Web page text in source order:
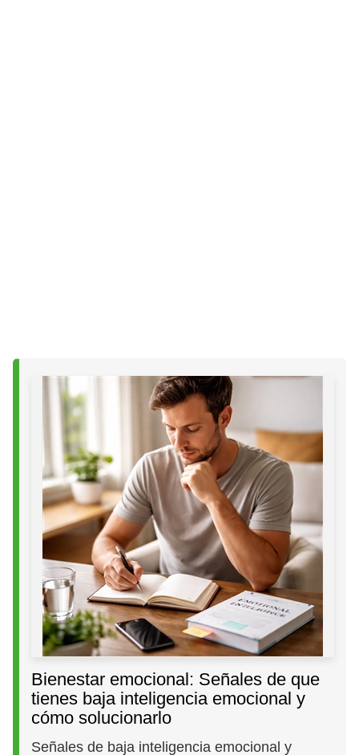
Bienestar emocional: Señales de que
tienes baja inteligencia emocional y
cómo solucionarlo
Señales de baja inteligencia emocional y